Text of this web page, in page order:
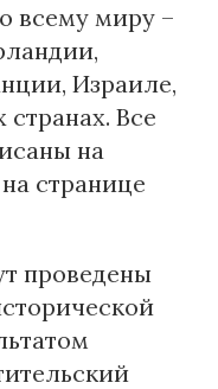
всему миру –
Израиле,
Все
на
странице
проведены